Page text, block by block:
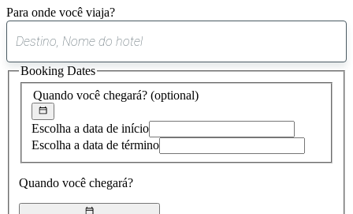
Para onde você viaja?
sugestão
encontrada
Quando você chegará? (optional)
Escolha a data de início
Escolha a data de término
Quando você chegará?
Booking Dates